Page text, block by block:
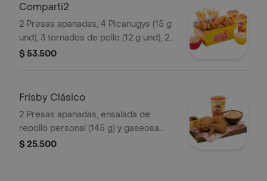
Comparti2
2 Presas apanadas, 4 Picanugys (15 g
und), 3 tornados de pollo (12 g und), 2
porciones de papas francesas
$ 53.500
Frisby Clásico
2 Presas apanadas, ensalada de
repollo personal (145 g) y gaseosa
(325 ml)
$ 25.500